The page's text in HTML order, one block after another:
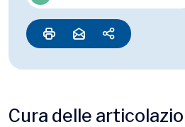
Cura delle